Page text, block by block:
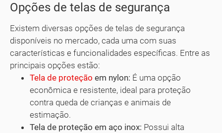
Opções de telas de segurança
Existem diversas opções de telas de segurança
disponíveis no mercado, cada uma com suas
características e funcionalidades específicas. Entre as
principais opções estão:
Tela de proteção em nylon: É uma opção
econômica e resistente, ideal para proteção
contra queda de crianças e animais de
estimação.
Tela de proteção em aço inox: Possui alta